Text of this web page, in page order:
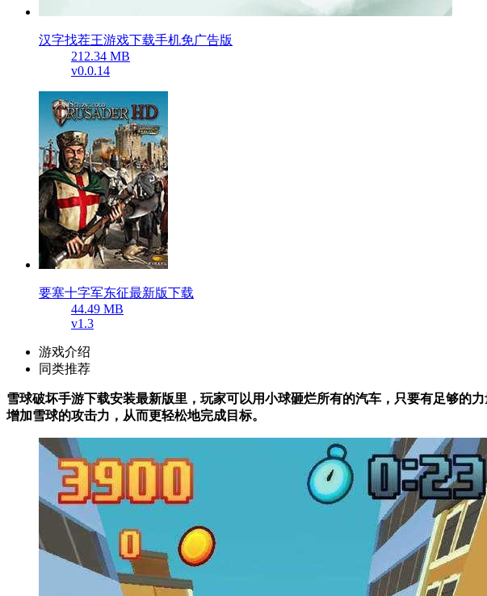
汉字找茬王游戏下载手机免广告版
212.34 MB
v0.0.14
要塞十字军东征最新版下载
44.49 MB
v1.3
游戏介绍
同类推荐
雪球破坏手游下载安装最新版里，玩家可以用小球砸烂所有的汽车，只要有足够的
增加雪球的攻击力，从而更轻松地完成目标。